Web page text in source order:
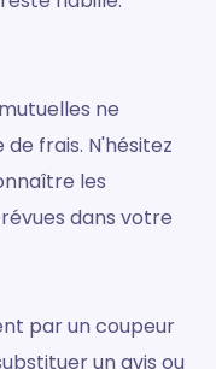
ne
frais. N'hésitez
les
dans votre
par un coupeur
un avis ou